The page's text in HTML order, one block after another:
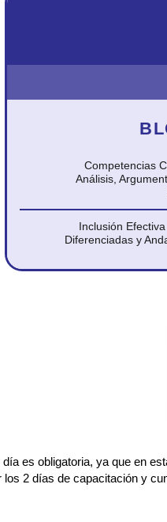
Competencias
Análisis,
Inclusión
Diferenciadas y
es obligatoria, ya que en
2 días de capacitación y